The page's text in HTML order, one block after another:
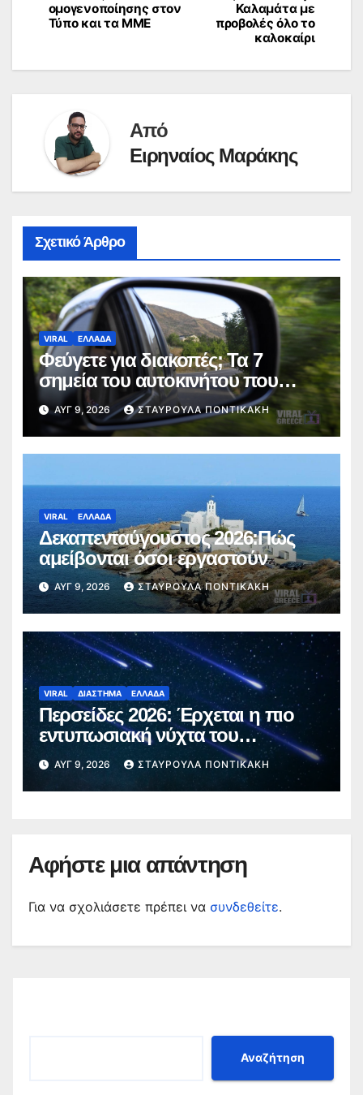
Καλαμάτα με
προβολές όλο το
καλοκαίρι
ομογενοποίησης στον
Τύπο και τα ΜΜΕ
Από
Ειρηναίος Μαράκης
Σχετικό Άρθρο
VIRAL ΕΛΛΑΔΑ
Φεύγετε για διακοπές; Τα 7
σημεία του αυτοκινήτου που
πρέπει να ελέγξετε πριν από το
ταξίδι
ΑΥΓ 9, 2026 ΣΤΑΥΡΟΎΛΑ ΠΟΝΤΙΚΆΚΗ
VIRAL ΕΛΛΑΔΑ
Δεκαπενταύγουστος 2026:Πώς
αμείβονται όσοι εργαστούν
ΑΥΓ 9, 2026 ΣΤΑΥΡΟΎΛΑ ΠΟΝΤΙΚΆΚΗ
VIRAL ΔΙΑΣΤΗΜΑ ΕΛΛΑΔΑ
Περσείδες 2026: Έρχεται η πιο
εντυπωσιακή νύχτα του
καλοκαιριού – Πότε θα δούμε τα
«πεφταστέρια»
ΑΥΓ 9, 2026 ΣΤΑΥΡΟΎΛΑ ΠΟΝΤΙΚΆΚΗ
Αφήστε μια απάντηση
Για να σχολιάσετε πρέπει να συνδεθείτε.
Αναζήτηση